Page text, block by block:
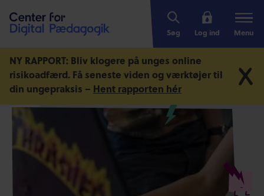
Søg Log ind Menu
NY RAPPORT: Bliv klogere på unges online
risikoadfærd. Få seneste viden og værktøjer til
din ungepraksis – Hent rapporten hér